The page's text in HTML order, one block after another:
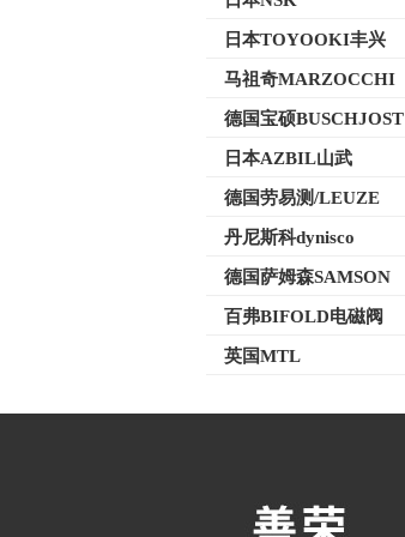
日本TOYOOKI丰兴
马祖奇MARZOCCHI
德国宝硕BUSCHJOST
日本AZBIL山武
德国劳易测/LEUZE
丹尼斯科dynisco
德国萨姆森SAMSON
百弗BIFOLD电磁阀
英国MTL